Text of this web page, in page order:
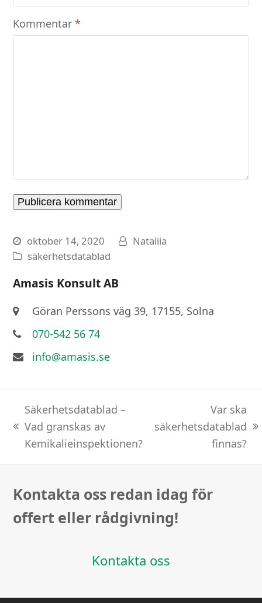
Kommentar*
oktober 14, 2020
Nataliia
säkerhetsdatablad
Amasis Konsult AB
Göran Perssons väg 39, 17155, Solna
070-542 56 74
info@amasis.se
previous
post:
Säkerhetsdatablad –
Vad granskas av
Kemikalieinspektionen?
next
Var ska
säkerhetsdatablad
finnas?
Kontakta oss redan idag för
offert eller rådgivning!
Kontakta oss